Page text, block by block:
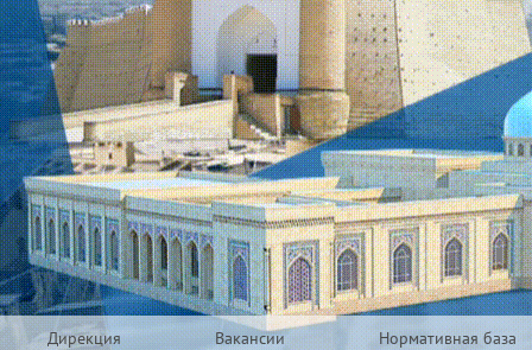
Дирекция Вакансии Нормативная база